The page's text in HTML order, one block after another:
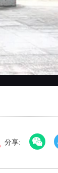
倍速
分享: